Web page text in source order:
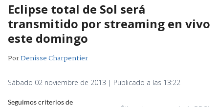
Eclipse total de Sol será
transmitido por streaming en vivo
este domingo
PorDenisse Charpentier
Sábado 02 noviembre de 2013 | Publicado a las 13:22
Seguimos criterios de